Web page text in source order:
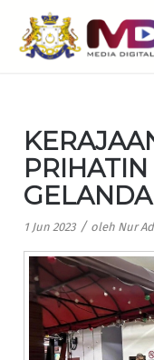
PRIHATIN
1 Jun 2023 / oleh Nur